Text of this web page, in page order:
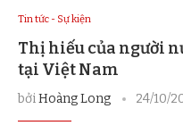
Tin tức - Sự kiện
Thị hiếu của người
tại Việt Nam
bởiHoàng Long 24/10/